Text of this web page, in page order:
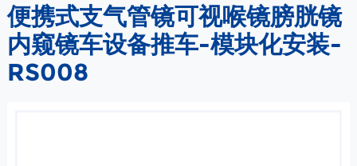
便携式支气管镜可视喉镜膀胱镜
内窥镜车设备推车-模块化安装-
RS008